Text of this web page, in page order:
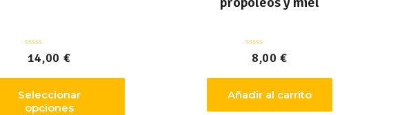
Valorado
con
de
14,00 €
Seleccionar
opciones
Valorado
con
de
8,00€
Añadir al carrito